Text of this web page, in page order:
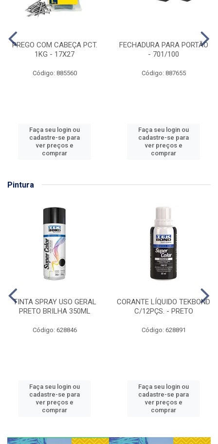
PREGO COM CABEÇA PCT.
1KG - 17X27
Código: 885560
Faça seu login ou
cadastre-se para
ver preços e
comprar
FECHADURA PARA PORTÃO
- 701/100
Código: 887655
Faça seu login ou
cadastre-se para
ver preços e
comprar
Pintura
TINTA SPRAY USO GERAL
PRETO BRILHA 350ML
Código: 628846
Faça seu login ou
cadastre-se para
ver preços e
comprar
CORANTE LÍQUIDO TEKBOND
C/12PÇS. - PRETO
Código: 628891
Faça seu login ou
cadastre-se para
ver preços e
comprar